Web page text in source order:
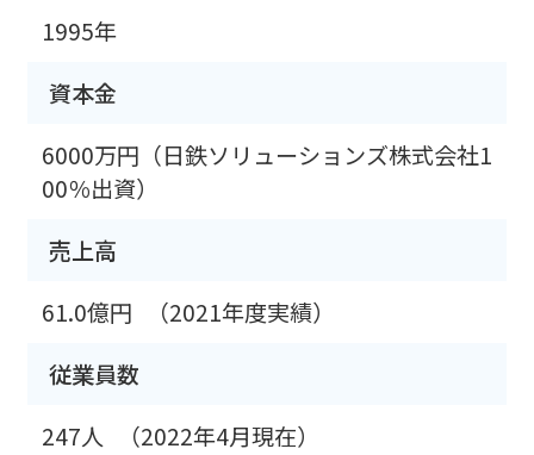
1995年
資本金
6000万円（日鉄ソリューションズ株式会社1
00％出資）
売上高
61.0億円
（2021年度実績）
従業員数
247人
（2022年4月現在）